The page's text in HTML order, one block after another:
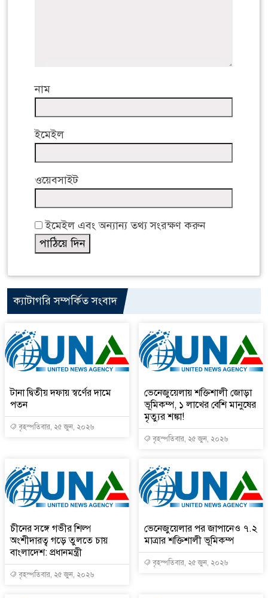
নাম
ইমেইল
ওয়েবসাইট
ইমেইল এবং অন্যান্য তথ্য সংরক্ষণ করুন
ক্যাটাগরি সম্পর্কিত সংবাদ
টানা দ্বিতীয় দফায় স্বর্ণের দামে
পতন
বৃহস্পতিবার, ২৫ জুন, ২০২৬
ভেনেজুয়েলায় শক্তিশালী জোড়া
ভূমিকম্প, ১ লাখের বেশি মানুষের
মৃত্যুর শঙ্কা!
বৃহস্পতিবার, ২৫ জুন, ২০২৬
চীনের সঙ্গে গভীর শিল্প
অংশীদারত্ব গড়ে তুলতে চায়
বাংলাদেশ: প্রধানমন্ত্রী
বৃহস্পতিবার, ২৫ জুন, ২০২৬
ভেনেজুয়েলার পর জাপানেও ৭.২
মাত্রার শক্তিশালী ভূমিকম্প
বৃহস্পতিবার, ২৫ জুন, ২০২৬